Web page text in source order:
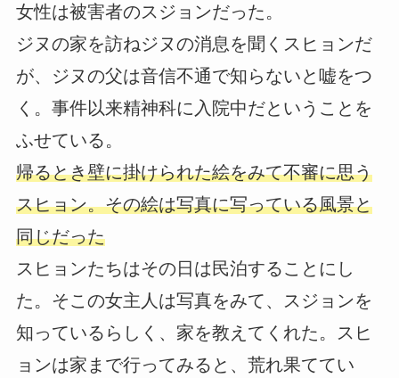
女性は被害者のスジョンだった。
ジヌの家を訪ねジヌの消息を聞くスヒョンだ
が、ジヌの父は音信不通で知らないと嘘をつ
く。事件以来精神科に入院中だということを
ふせている。
帰るとき壁に掛けられた絵をみて不審に思う
スヒョン。その絵は写真に写っている風景と
同じだった
スヒョンたちはその日は民泊することにし
た。そこの女主人は写真をみて、スジョンを
知っているらしく、家を教えてくれた。スヒ
ョンは家まで行ってみると、荒れ果ててい